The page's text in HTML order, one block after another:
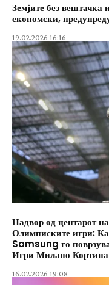
Земјите без вештачка
економски,
19.02.2026 16:16
Надвор од центарот
Олимписките игри:
Samsung го
Игри Милано
16.02.2026 19:08